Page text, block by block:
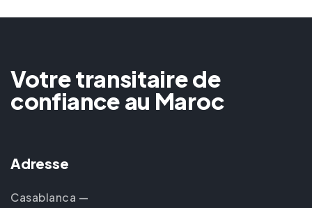
Votre transitaire de
confiance au Maroc
Adresse
Casablanca —